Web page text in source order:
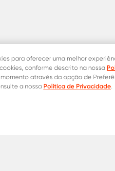
para oferecer uma melhor
conforme descrito na nossa
através da opção de
a nossa Política de Privacidade.